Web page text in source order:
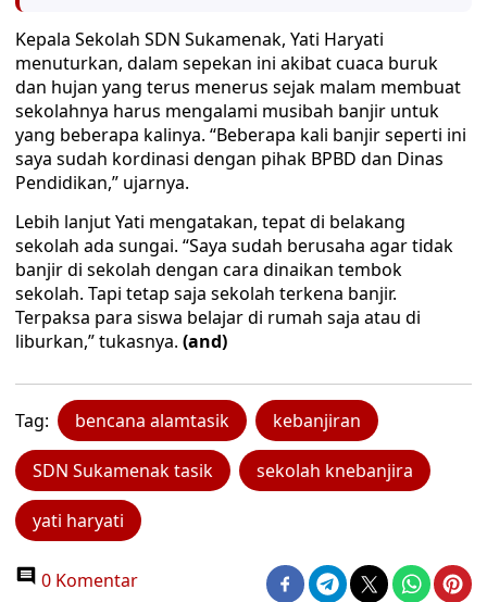
Kepala Sekolah SDN Sukamenak, Yati Haryati
menuturkan, dalam sepekan ini akibat cuaca buruk
dan hujan yang terus menerus sejak malam membuat
sekolahnya harus mengalami musibah banjir untuk
yang beberapa kalinya. “Beberapa kali banjir seperti ini
saya sudah kordinasi dengan pihak BPBD dan Dinas
Pendidikan,” ujarnya.
Lebih lanjut Yati mengatakan, tepat di belakang
sekolah ada sungai. “Saya sudah berusaha agar tidak
banjir di sekolah dengan cara dinaikan tembok
sekolah. Tapi tetap saja sekolah terkena banjir.
Terpaksa para siswa belajar di rumah saja atau di
liburkan,” tukasnya. (and)
Tag: bencana alamtasik kebanjiran
SDN Sukamenak tasik sekolah knebanjira
yati haryati
0 Komentar